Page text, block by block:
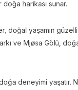
harikası sunar.
doğal yaşamın
ve Mjøsa Gölü,
deneyimi yaşatır.